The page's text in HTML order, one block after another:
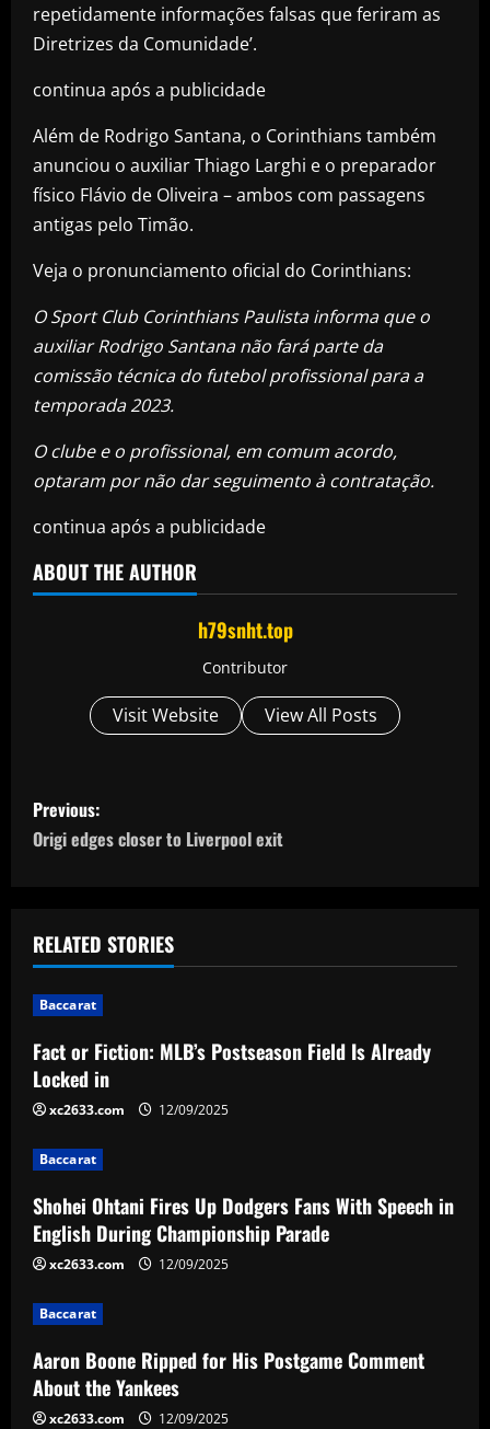
repetidamente informações falsas que feriram as
Diretrizes da Comunidade’.
continua após a publicidade
Além de Rodrigo Santana, o Corinthians também
anunciou o auxiliar Thiago Larghi e o preparador
físico Flávio de Oliveira – ambos com passagens
antigas pelo Timão.
Veja o pronunciamento oficial do Corinthians:
O Sport Club Corinthians Paulista informa que o
auxiliar Rodrigo Santana não fará parte da
comissão técnica do futebol profissional para a
temporada 2023.
O clube e o profissional, em comum acordo,
optaram por não dar seguimento à contratação.
continua após a publicidade
ABOUT THE AUTHOR
h79snht.top
Contributor
Visit Website View All Posts
P
o
t
n
a
v
i
g
a
t
i
o
n
Previous:
Origi edges closer to Liverpool exit
RELATED STORIES
Baccarat
Fact or Fiction: MLB’s Postseason Field Is Already
Locked in
xc2633.com 12/09/2025
Baccarat
Shohei Ohtani Fires Up Dodgers Fans With Speech in
English During Championship Parade
xc2633.com 12/09/2025
Baccarat
Aaron Boone Ripped for His Postgame Comment
About the Yankees
xc2633.com 12/09/2025